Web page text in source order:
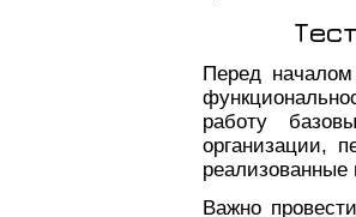
Перед
работу
организации,
Важно